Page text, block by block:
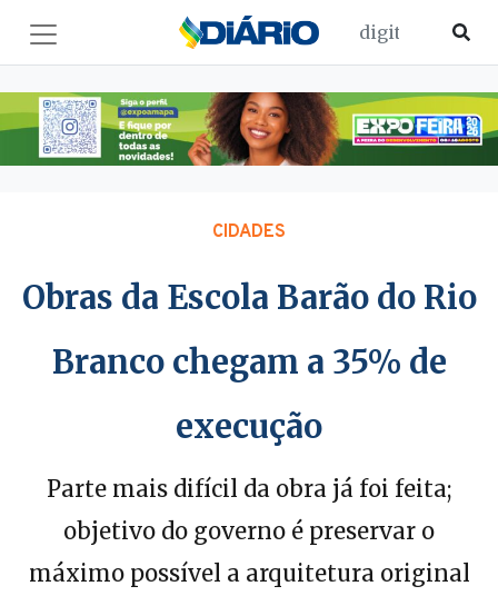
CIDADES
Obras da Escola Barão do Rio
Branco chegam a 35% de
execução
Parte mais difícil da obra já foi feita;
objetivo do governo é preservar o
máximo possível a arquitetura original